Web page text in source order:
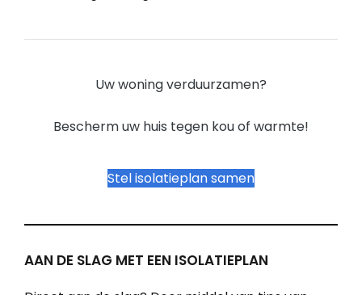
Uw woning verduurzamen?
Bescherm uw huis tegen kou of warmte!
Stel isolatieplan samen
AAN DE SLAG MET EEN ISOLATIEPLAN